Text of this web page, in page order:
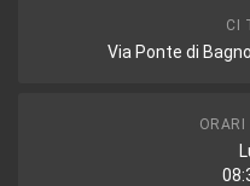
CI
Via Ponte di
ORARI